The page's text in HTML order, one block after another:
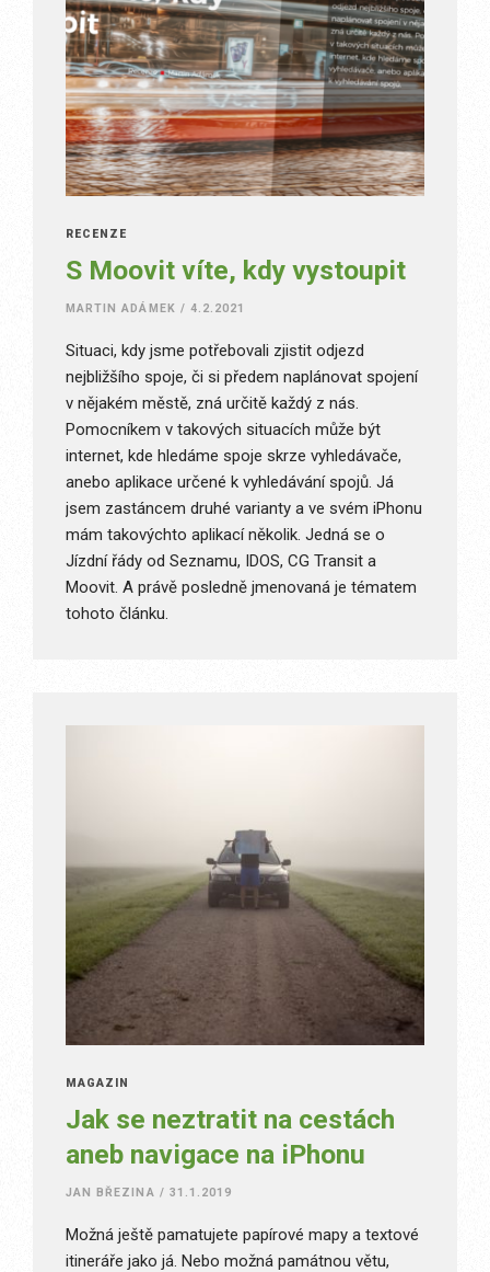
RECENZE
S Moovit víte, kdy vystoupit
MARTIN ADÁMEK / 4.2.2021
Situaci, kdy jsme potřebovali zjistit odjezd
nejbližšího spoje, či si předem naplánovat spojení
v nějakém městě, zná určitě každý z nás.
Pomocníkem v takových situacích může být
internet, kde hledáme spoje skrze vyhledávače,
anebo aplikace určené k vyhledávání spojů. Já
jsem zastáncem druhé varianty a ve svém iPhonu
mám takovýchto aplikací několik. Jedná se o
Jízdní řády od Seznamu, IDOS, CG Transit a
Moovit. A právě posledně jmenovaná je tématem
tohoto článku.
MAGAZÍN
Jak se neztratit na cestách
aneb navigace na iPhonu
JAN BŘEZINA / 31.1.2019
Možná ještě pamatujete papírové mapy a textové
itineráře jako já. Nebo možná památnou větu,